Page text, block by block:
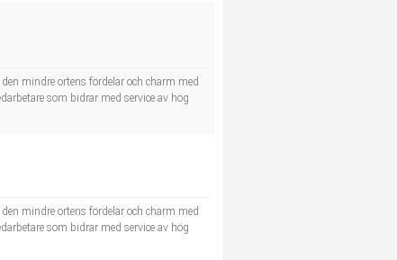
mindre ortens fördelar och charm med
som bidrar med service av hög
mindre ortens fördelar och charm med
som bidrar med service av hög